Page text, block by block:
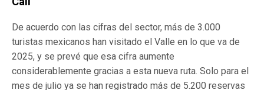
De acuerdo con las cifras del sector, más de 3.000
turistas mexicanos han visitado el Valle en lo que va de
2025, y se prevé que esa cifra aumente
considerablemente gracias a esta nueva ruta. Solo para el
mes de julio ya se han registrado más de 5.200 reservas